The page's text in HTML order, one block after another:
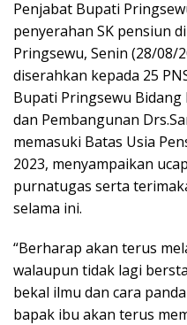
Penjabat Bupati
penyerahan SK pensiun
Pringsewu, Senin (28/08/
diserahkan kepada 25
Bupati Pringsewu
dan Pembangunan
memasuki Batas Usia
2023, menyampaikan
purnatugas serta
selama ini.
“Berharap akan terus
walaupun tidak lagi
bekal ilmu dan cara
bapak ibu akan terus